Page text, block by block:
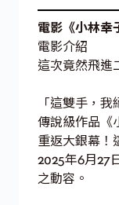
電影《小林幸
電影介紹
這次竟然飛進
「這雙手，
傳說級作品《
重返大銀幕！
2025年6月27
之動容。